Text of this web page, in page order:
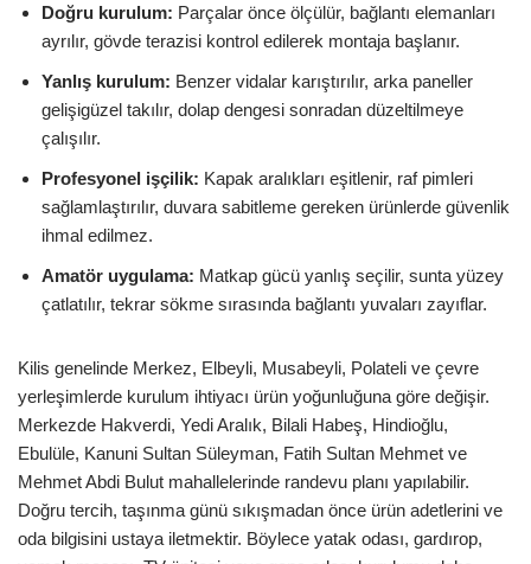
Doğru kurulum: Parçalar önce ölçülür, bağlantı elemanları
ayrılır, gövde terazisi kontrol edilerek montaja başlanır.
Yanlış kurulum: Benzer vidalar karıştırılır, arka paneller
gelişigüzel takılır, dolap dengesi sonradan düzeltilmeye
çalışılır.
Profesyonel işçilik: Kapak aralıkları eşitlenir, raf pimleri
sağlamlaştırılır, duvara sabitleme gereken ürünlerde güvenlik
ihmal edilmez.
Amatör uygulama: Matkap gücü yanlış seçilir, sunta yüzey
çatlatılır, tekrar sökme sırasında bağlantı yuvaları zayıflar.
Kilis genelinde Merkez, Elbeyli, Musabeyli, Polateli ve çevre
yerleşimlerde kurulum ihtiyacı ürün yoğunluğuna göre değişir.
Merkezde Hakverdi, Yedi Aralık, Bilali Habeş, Hindioğlu,
Ebulüle, Kanuni Sultan Süleyman, Fatih Sultan Mehmet ve
Mehmet Abdi Bulut mahallelerinde randevu planı yapılabilir.
Doğru tercih, taşınma günü sıkışmadan önce ürün adetlerini ve
oda bilgisini ustaya iletmektir. Böylece yatak odası, gardırop,